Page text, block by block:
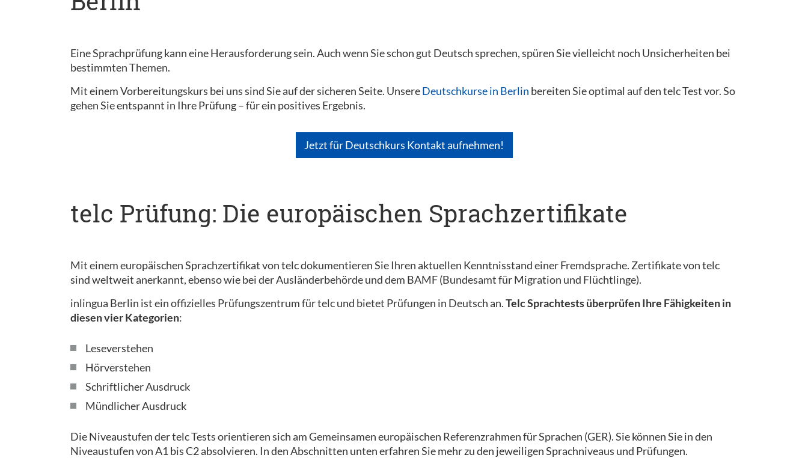
Eine Sprachprüfung kann eine Herausforderung sein. Auch wenn Sie schon gut Deutsch sprechen, spüren Sie vielleicht noch Unsicherheiten bei
bestimmten Themen.
Mit einem Vorbereitungskurs bei uns sind Sie auf der sicheren Seite. UnsereDeutschkurse in Berlin bereiten Sie optimal auf den telc Test vor. So
gehen Sie entspannt in Ihre Prüfung – für ein positives Ergebnis.
Jetzt für Deutschkurs Kontakt aufnehmen!
telc Prüfung: Die europäischen Sprachzertifikate
Mit einem europäischen Sprachzertifikat von telc dokumentieren Sie Ihren aktuellen Kenntnisstand einer Fremdsprache. Zertifikate von telc
sind weltweit anerkannt, ebenso wie bei der Ausländerbehörde und dem BAMF (Bundesamt für Migration und Flüchtlinge).
inlingua Berlin ist ein offizielles Prüfungszentrum für telc und bietet Prüfungen in Deutsch an.Telc Sprachtests überprüfen Ihre Fähigkeiten in
diesen vier Kategorien:
Leseverstehen
Hörverstehen
Schriftlicher Ausdruck
Mündlicher Ausdruck
Die Niveaustufen der telc Tests orientieren sich am Gemeinsamen europäischen Referenzrahmen für Sprachen (GER). Sie können Sie in den
Niveaustufen von A1 bis C2 absolvieren. In den Abschnitten unten erfahren Sie mehr zu den jeweiligen Sprachniveaus und Prüfungen.